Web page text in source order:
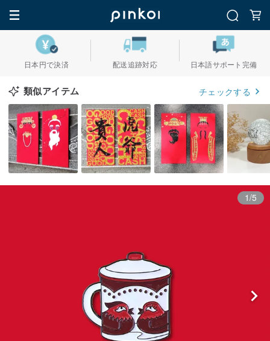
日本円で決済 配送追跡対応 日本語サポート完備
類似アイテム チェックする
1/5